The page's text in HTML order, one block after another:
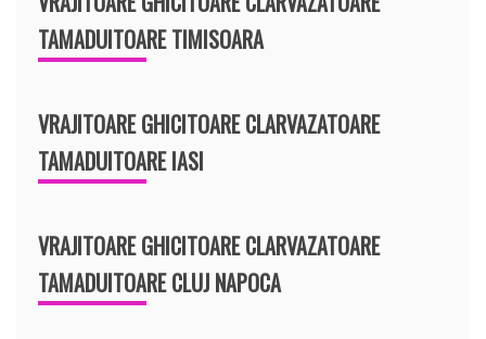
TAMADUITOARE TIMISOARA
VRAJITOARE GHICITOARE CLARVAZATOARE
TAMADUITOARE IASI
VRAJITOARE GHICITOARE CLARVAZATOARE
TAMADUITOARE CLUJ NAPOCA